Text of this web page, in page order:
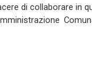
di collaborare in